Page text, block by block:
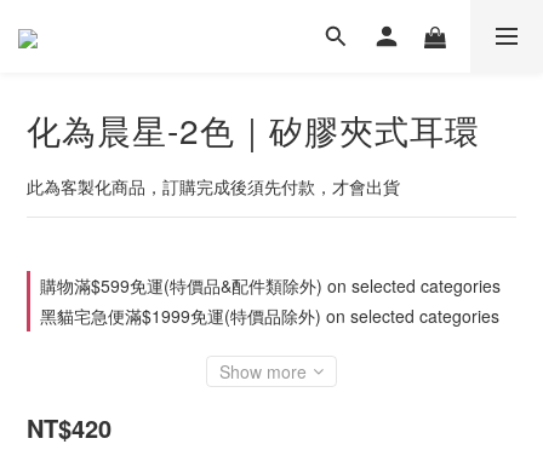
化為晨星-2色｜矽膠夾式耳環
此為客製化商品，訂購完成後須先付款，才會出貨
購物滿$599免運(特價品&配件類除外) on selected categories
黑貓宅急便滿$1999免運(特價品除外) on selected categories
Show more
NT$420